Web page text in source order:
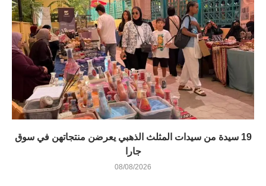
19 سيدة من سيدات المثلث الذهبي يعرضن منتجاتهن في سوق
جارا
08/08/2026